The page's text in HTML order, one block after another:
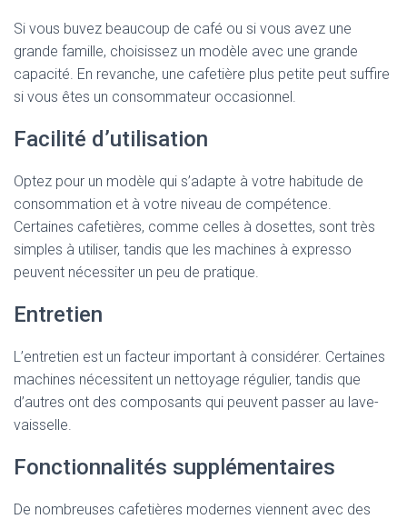
Si vous buvez beaucoup de café ou si vous avez une
grande famille, choisissez un modèle avec une grande
capacité. En revanche, une cafetière plus petite peut suffire
si vous êtes un consommateur occasionnel.
Facilité d’utilisation
Optez pour un modèle qui s’adapte à votre habitude de
consommation et à votre niveau de compétence.
Certaines cafetières, comme celles à dosettes, sont très
simples à utiliser, tandis que les machines à expresso
peuvent nécessiter un peu de pratique.
Entretien
L’entretien est un facteur important à considérer. Certaines
machines nécessitent un nettoyage régulier, tandis que
d’autres ont des composants qui peuvent passer au lave-
vaisselle.
Fonctionnalités supplémentaires
De nombreuses cafetières modernes viennent avec des